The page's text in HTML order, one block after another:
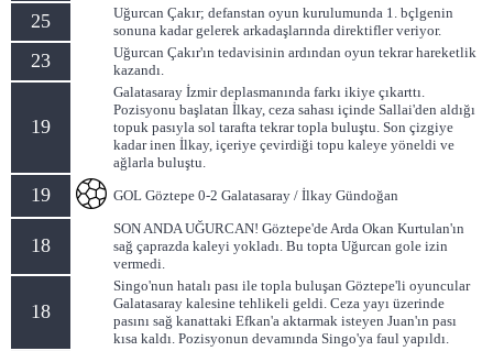
25
Uğurcan Çakır; defanstan oyun kurulumunda 1. bçlgenin
sonuna kadar gelerek arkadaşlarında direktifler veriyor.
23
Uğurcan Çakır'ın tedavisinin ardından oyun tekrar hareketlik
kazandı.
19
Galatasaray İzmir deplasmanında farkı ikiye çıkarttı.
Pozisyonu başlatan İlkay, ceza sahası içinde Sallai'den aldığı
topuk pasıyla sol tarafta tekrar topla buluştu. Son çizgiye
kadar inen İlkay, içeriye çevirdiği topu kaleye yöneldi ve
ağlarla buluştu.
19 GOL Göztepe 0-2 Galatasaray / İlkay Gündoğan
18
SON ANDA UĞURCAN! Göztepe'de Arda Okan Kurtulan'ın
sağ çaprazda kaleyi yokladı. Bu topta Uğurcan gole izin
vermedi.
18
Singo'nun hatalı pası ile topla buluşan Göztepe'li oyuncular
Galatasaray kalesine tehlikeli geldi. Ceza yayı üzerinde
pasını sağ kanattaki Efkan'a aktarmak isteyen Juan'ın pası
kısa kaldı. Pozisyonun devamında Singo'ya faul yapıldı.